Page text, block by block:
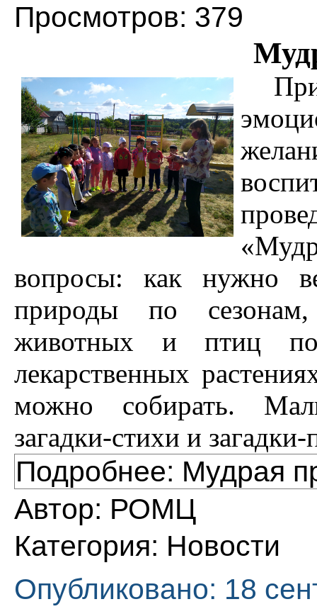
Просмотров: 379
вопросы: как нужно
природы по
животных и птиц
лекарственных
можно собирать.
загадки-стихи и
Подробнее: Мудрая
Автор: РОМЦ
Категория: Новости
Опубликовано: 18